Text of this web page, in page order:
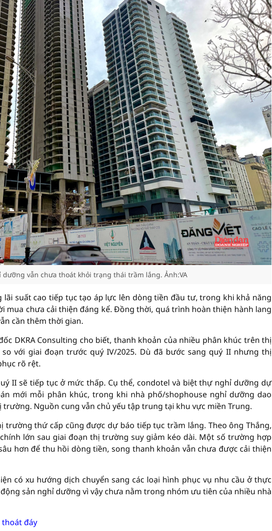
dưỡng vẫn chưa thoát khỏi trạng thái trầm lắng. Ảnh:VA
lãi suất cao tiếp tục tạo áp lực lên dòng tiền đầu tư, trong khi khả năng
mua chưa cải thiện đáng kể. Đồng thời, quá trình hoàn thiện hành lang
cần thêm thời gian.
DKRA Consulting cho biết, thanh khoản của nhiều phân khúc trên thị
với giai đoạn trước quý IV/2025. Dù đã bước sang quý II nhưng thị
rõ rệt.
II sẽ tiếp tục ở mức thấp. Cụ thể, condotel và biệt thự nghỉ dưỡng dự
mới mỗi phân khúc, trong khi nhà phố/shophouse nghỉ dưỡng dao
Nguồn cung vẫn chủ yếu tập trung tại khu vực miền Trung.
trường thứ cấp cũng được dự báo tiếp tục trầm lắng. Theo ông Thắng,
lớn sau giai đoạn thị trường suy giảm kéo dài. Một số trường hợp
hơn để thu hồi dòng tiền, song thanh khoản vẫn chưa được cải thiện
có xu hướng dịch chuyển sang các loại hình phục vụ nhu cầu ở thực
sản nghỉ dưỡng vì vậy chưa nằm trong nhóm ưu tiên của nhiều nhà
đáy